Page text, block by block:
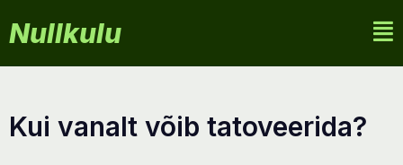
Nullkulu
kui vanalt võib tatoveerida?